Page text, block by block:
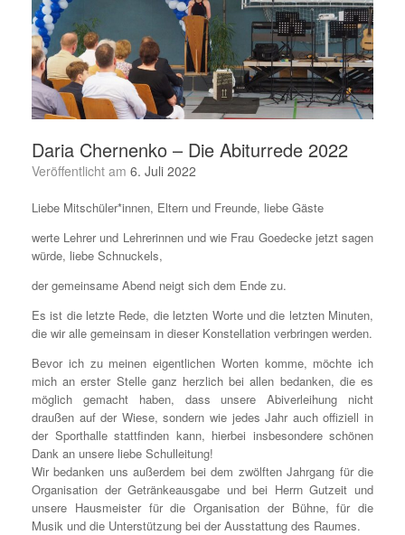
Daria Chernenko – Die Abiturrede 2022
Veröffentlicht am 6. Juli 2022
Liebe Mitschüler*innen, Eltern und Freunde, liebe Gäste
werte Lehrer und Lehrerinnen und wie Frau Goedecke jetzt sagen
würde, liebe Schnuckels,
der gemeinsame Abend neigt sich dem Ende zu.
Es ist die letzte Rede, die letzten Worte und die letzten Minuten,
die wir alle gemeinsam in dieser Konstellation verbringen werden.
Bevor ich zu meinen eigentlichen Worten komme, möchte ich
mich an erster Stelle ganz herzlich bei allen bedanken, die es
möglich gemacht haben, dass unsere Abiverleihung nicht
draußen auf der Wiese, sondern wie jedes Jahr auch offiziell in
der Sporthalle stattfinden kann, hierbei insbesondere schönen
Dank an unsere liebe Schulleitung!
Wir bedanken uns außerdem bei dem zwölften Jahrgang für die
Organisation der Getränkeausgabe und bei Herrn Gutzeit und
unsere Hausmeister für die Organisation der Bühne, für die
Musik und die Unterstützung bei der Ausstattung des Raumes.